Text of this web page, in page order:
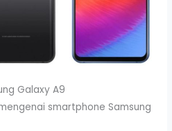
Galaxy A9
smartphone Samsung